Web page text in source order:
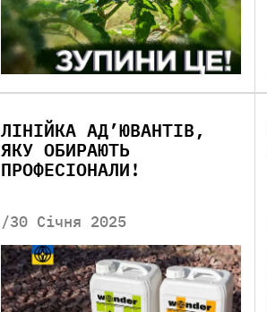
ЛІНІЙКА АД’ЮВАНТІВ,
ЯКУ ОБИРАЮТЬ
ПРОФЕСІОНАЛИ!
/30 Січня 2025